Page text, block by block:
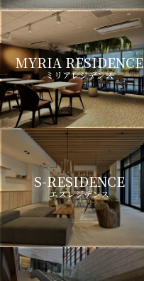
MYRIA RESIDENCE
ミリアレジデンス
S-RESIDENCE
エスレジデンス